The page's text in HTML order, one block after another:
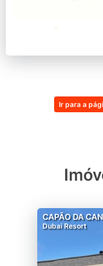
Ir para a
CAPÃO DA
Dubai Resort